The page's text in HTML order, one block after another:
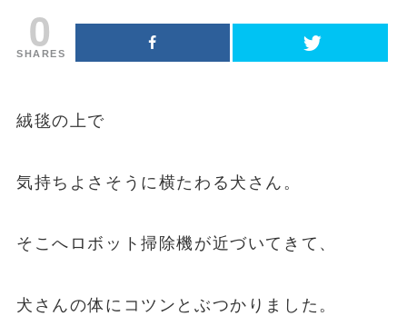
0
SHARES
絨毯の上で
気持ちよさそうに横たわる犬さん。
そこへロボット掃除機が近づいてきて、
犬さんの体にコツンとぶつかりました。